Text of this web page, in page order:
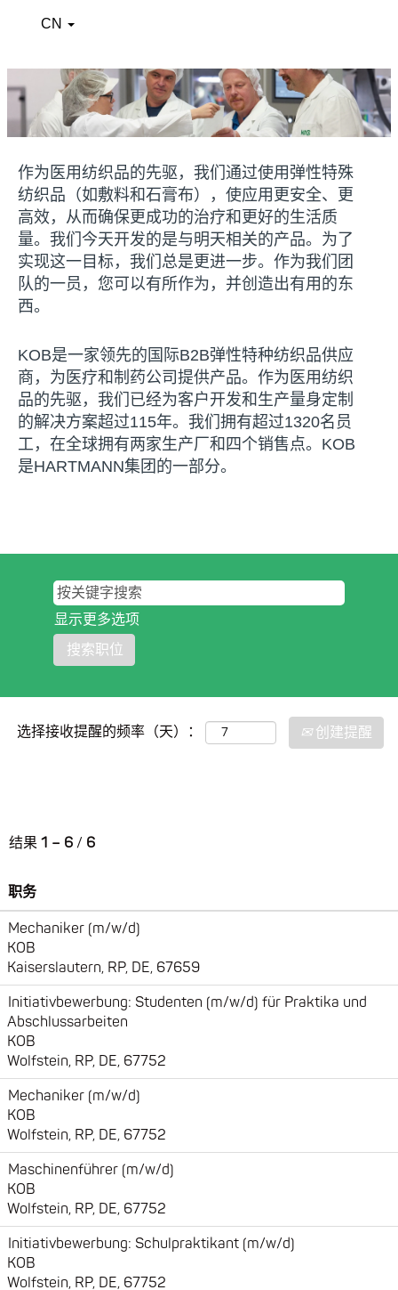
CN
作为医用纺织品的先驱，我们通过使用弹性特殊
纺织品（如敷料和石膏布），使应用更安全、更
高效，从而确保更成功的治疗和更好的生活质
量。我们今天开发的是与明天相关的产品。为了
实现这一目标，我们总是更进一步。作为我们团
队的一员，您可以有所作为，并创造出有用的东
西。
KOB是一家领先的国际B2B弹性特种纺织品供应
商，为医疗和制药公司提供产品。作为医用纺织
品的先驱，我们已经为客户开发和生产量身定制
的解决方案超过115年。我们拥有超过1320名员
工，在全球拥有两家生产厂和四个销售点。KOB
是HARTMANN集团的一部分。
显示更多选项
选择接收提醒的频率（天）： 创建提醒
结果 1 – 6 / 6
职务
Mechaniker (m/w/d)
KOB
Kaiserslautern, RP, DE, 67659
Initiativbewerbung: Studenten (m/w/d) für Praktika und
Abschlussarbeiten
KOB
Wolfstein, RP, DE, 67752
Mechaniker (m/w/d)
KOB
Wolfstein, RP, DE, 67752
Maschinenführer (m/w/d)
KOB
Wolfstein, RP, DE, 67752
Initiativbewerbung: Schulpraktikant (m/w/d)
KOB
Wolfstein, RP, DE, 67752